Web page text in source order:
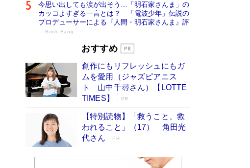
今思い出しても涙が出そう…「明石家さんま」の
カッコよすぎる一言とは？ 「電波少年」伝説の
プロデューサーによる『人間・明石家さんま』評
Book Bang
「叱って伸びるやつは、褒めたらもっと伸
た“人を育てるコツ”…芸への考え方を明か
す
Book Bang
「『火垂るの墓』は、大嘘である」原作者が抱き
続けた“自責の念”とは…「自己憐憫は描きたくな
い」監督が徹底的にこだわったこと（後編） #
戦争の記憶
Book Bang
美輪明宏 晩年の回答を集めた『ほほえんで生き
るための人生相談』がランクイン［エンターテイ
メントベストセラー］
Book Bang
おすすめ
創作にもリフレッシュにもガ
ムを愛用（ジャズピアニス
ト 山中千尋さん）【LOTTE
TIMES】
PR
【特別読物】「救うこと、救
われること」（17） 角田光
代さん
PR